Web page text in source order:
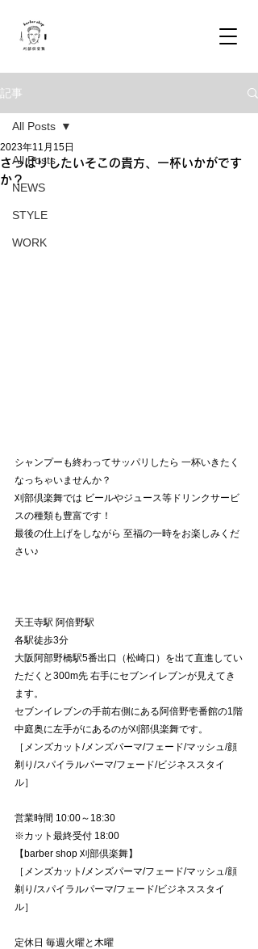
記事
All Posts
NEWS
STYLE
WORK
All Posts
さっぱりしたいそこの貴方、一杯いかがです
か？
2023年11月15日
シャンプーも終わってサッパリしたら 一杯いきたく
なっちゃいませんか？
刈部倶楽舞では ビールやジュース等ドリンクサービ
スの種類も豊富です！
最後の仕上げをしながら 至福の一時をお楽しみくだ
さい♪
天王寺駅 阿倍野駅
各駅徒歩3分
大阪阿部野橋駅5番出口（松崎口）を出て直進してい
ただくと300m先 右手にセブンイレブンが見えてき
ます。
セブンイレブンの手前右側にある阿倍野壱番館の1階
中庭奥に左手がにあるのが刈部倶楽舞です。
［メンズカット/メンズパーマ/フェード/マッシュ/顔
剃り/スパイラルパーマ/フェード/ビジネススタイ
ル］
営業時間 10:00～18:30
※カット最終受付 18:00
【barber shop 刈部倶楽舞】
［メンズカット/メンズパーマ/フェード/マッシュ/顔
剃り/スパイラルパーマ/フェード/ビジネススタイ
ル］
定休日 毎週火曜と木曜